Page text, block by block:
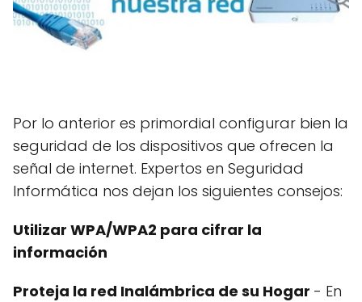
Por lo anterior es primordial configurar bien la
seguridad de los dispositivos que ofrecen la
señal de internet. Expertos en Seguridad
Informática nos dejan los siguientes consejos:
Utilizar WPA/WPA2 para cifrar la
información
Proteja la red Inalámbrica de su Hogar - En